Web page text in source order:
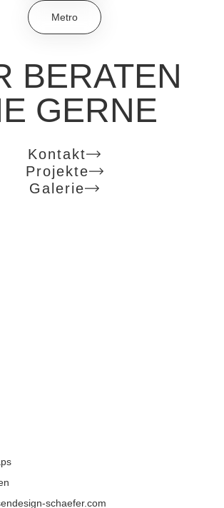
Metro
BERATEN
GERNE
Kontakt
Projekte
Galerie
schaefer.com